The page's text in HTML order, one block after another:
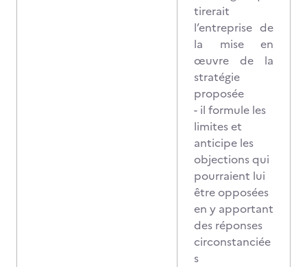
tirerait
l’entreprise de
la mise en
œuvre de la
stratégie
proposée
- il formule les
limites et
anticipe les
objections qui
pourraient lui
être opposées
en y apportant
des réponses
circonstanciée
s